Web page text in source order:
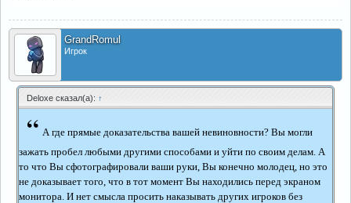
GrandRomul
Игрок
Deloxe сказал(а): ↑
“ А где прямые доказательства вашей невиновности? Вы могли
зажать пробел любыми другими способами и уйти по своим делам. А
то что Вы сфотографировали ваши руки, Вы конечно молодец, но это
не доказывает того, что в тот момент Вы находились перед экраном
монитора. И нет смысла просить наказывать других игроков без